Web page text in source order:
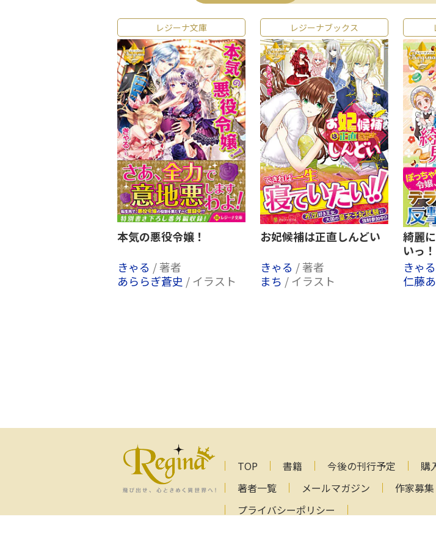
レジーナ文庫
本気の悪役令嬢！
きゃる / 著者
あららぎ蒼史 / イラスト
レジーナブックス
お妃候補は正直しんどい
きゃる / 著者
まち / イラスト
綺麗
いっ！
きゃる
仁藤
TOP 書籍 今後の刊行予定 購
著者一覧
メールマガジン 作家募集
プライバシーポリシー